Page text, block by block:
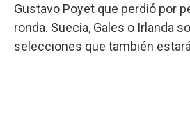
Gustavo Poyet que perdió por
ronda. Suecia, Gales o Irlanda
selecciones que también